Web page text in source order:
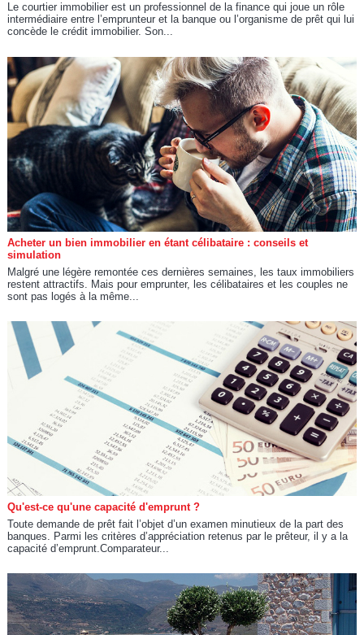
Le courtier immobilier est un professionnel de la finance qui joue un rôle
intermédiaire entre l’emprunteur et la banque ou l’organisme de prêt qui lui
concède le crédit immobilier. Son...
Acheter un bien immobilier en étant célibataire : conseils et
simulation
Malgré une légère remontée ces dernières semaines, les taux immobiliers
restent attractifs. Mais pour emprunter, les célibataires et les couples ne
sont pas logés à la même...
Qu'est-ce qu'une capacité d'emprunt ?
Toute demande de prêt fait l’objet d’un examen minutieux de la part des
banques. Parmi les critères d’appréciation retenus par le prêteur, il y a la
capacité d’emprunt.Comparateur...